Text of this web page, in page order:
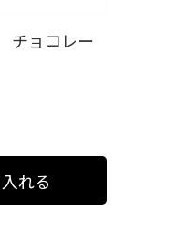
チョコレー